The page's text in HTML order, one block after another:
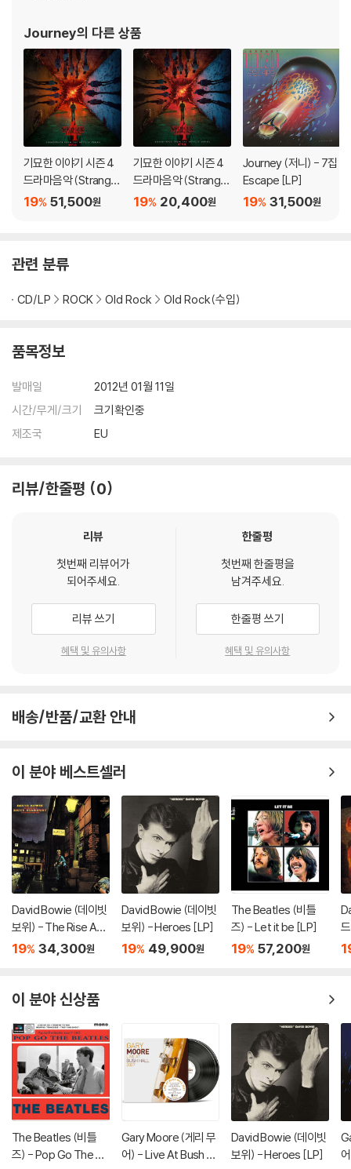
Journey의 다른 상품
기묘한 이야기 시즌 4
드라마음악 (Stranger
Things Season 4 O
51,500원
19%
기묘한 이야기 시즌 4
드라마음악 (Stranger
Things Season 4 O
20,400원
19%
Journey (저니) - 7집
Escape [LP]
31,500원
19%
관련 분류
CD/LP ROCK Old Rock Old Rock(수입)
품목정보
발매일
2012년 01월 11일
시간/무게/크기
크기확인중
제조국
EU
리뷰/한줄평 0
리뷰
첫번째 리뷰어가
되어주세요.
리뷰 쓰기
혜택 및 유의사항
한줄평
첫번째 한줄평을
남겨주세요.
한줄평 쓰기
혜택 및 유의사항
배송/반품/교환 안내
이 분야 베스트셀러
David Bowie (데이빗
보위) - The Rise And
Fall Of Ziggy Stardu
19% 34,300원
David Bowie (데이빗
보위) - Heroes [LP]
19% 49,900원
The Beatles (비틀
즈) - Let it be [LP]
19% 57,200원
e
이 분야 신상품
The Beatles (비틀
즈) - Pop Go The Be
Gary Moore (게리 무
어) - Live At Bush Ha
David Bowie (데이빗
보위) - Heroes [LP]